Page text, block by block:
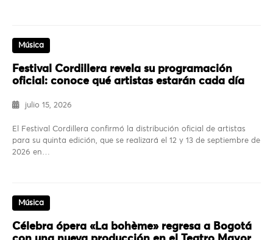
Música
Festival Cordillera revela su programación
oficial: conoce qué artistas estarán cada día
julio 15, 2026
El Festival Cordillera confirmó la distribución oficial de artistas
para su quinta edición, que se realizará el 12 y 13 de septiembre de
2026 en…
Música
Célebra ópera «La bohème» regresa a Bogotá